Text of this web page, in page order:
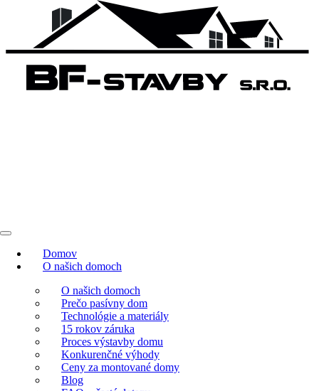
Domov
O našich domoch
O našich domoch
Prečo pasívny dom
Technológie a materiály
15 rokov záruka
Proces výstavby domu
Konkurenčné výhody
Ceny za montované domy
Blog